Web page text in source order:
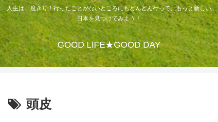
人生は一度きり！行ったことがないところにもどんどん行って、もっと新しい
日本を見つけてみよう！
GOOD LIFE★GOOD DAY
頭皮